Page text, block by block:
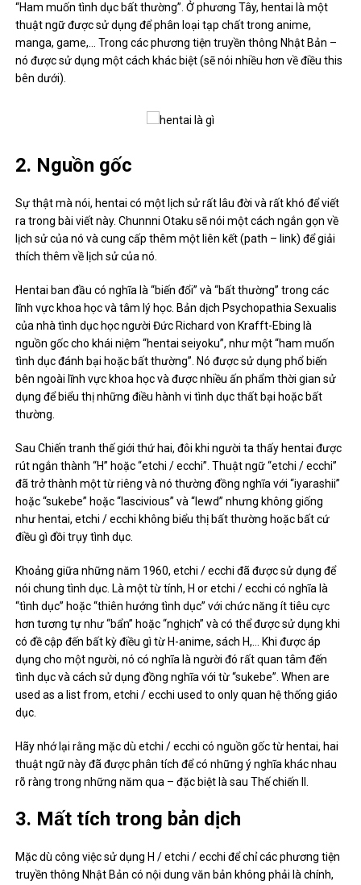
“Ham muốn tình dục bất thường”. Ở phương Tây, hentai là một
thuật ngữ được sử dụng để phân loại tạp chất trong anime,
manga, game,… Trong các phương tiện truyền thông Nhật Bản –
nó được sử dụng một cách khác biệt (sẽ nói nhiều hơn về điều this
bên dưới).
2. Nguồn gốc
Sự thật mà nói, hentai có một lịch sử rất lâu đời và rất khó để viết
ra trong bài viết này. Chunnni Otaku sẽ nói một cách ngắn gọn về
lịch sử của nó và cung cấp thêm một liên kết (path – link) để giải
thích thêm về lịch sử của nó.
Hentai ban đầu có nghĩa là “biến đổi” và “bất thường” trong các
lĩnh vực khoa học và tâm lý học. Bản dịch Psychopathia Sexualis
của nhà tình dục học người Đức Richard von Krafft-Ebing là
nguồn gốc cho khái niệm “hentai seiyoku”, như một “ham muốn
tình dục đánh bại hoặc bất thường”. Nó được sử dụng phổ biến
bên ngoài lĩnh vực khoa học và được nhiều ấn phẩm thời gian sử
dụng để biểu thị những điều hành vi tình dục thất bại hoặc bất
thường.
Sau Chiến tranh thế giới thứ hai, đôi khi người ta thấy hentai được
rút ngắn thành “H” hoặc “etchi / ecchi”. Thuật ngữ “etchi / ecchi”
đã trở thành một từ riêng và nó thường đồng nghĩa với “iyarashii”
hoặc “sukebe” hoặc “lascivious” và “lewd” nhưng không giống
như hentai, etchi / ecchi không biểu thị bất thường hoặc bất cứ
điều gì đồi trụy tình dục.
Khoảng giữa những năm 1960, etchi / ecchi đã được sử dụng để
nói chung tình dục. Là một từ tính, H or etchi / ecchi có nghĩa là
“tình dục” hoặc “thiên hướng tình dục” với chức năng ít tiêu cực
hơn tương tự như “bẩn” hoặc “nghịch” và có thể được sử dụng khi
có đề cập đến bất kỳ điều gì từ H-anime, sách H,… Khi được áp
dụng cho một người, nó có nghĩa là người đó rất quan tâm đến
tình dục và cách sử dụng đồng nghĩa với từ “sukebe”. When are
used as a list from, etchi / ecchi used to only quan hệ thống giáo
dục.
Hãy nhớ lại rằng mặc dù etchi / ecchi có nguồn gốc từ hentai, hai
thuật ngữ này đã được phân tích để có những ý nghĩa khác nhau
rõ ràng trong những năm qua – đặc biệt là sau Thế chiến II.
3. Mất tích trong bản dịch
Mặc dù công việc sử dụng H / etchi / ecchi để chỉ các phương tiện
truyền thông Nhật Bản có nội dung văn bản không phải là chính,